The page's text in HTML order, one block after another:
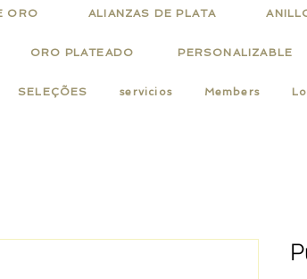
ORO ALIANZAS DE PLATA
ORO PLATEADO PERSONALIZABLE
SELEÇÕES servicios Members